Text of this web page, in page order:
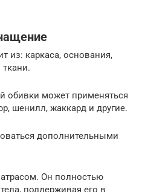
из: каркаса, основания,
обивки может применяться
шенилл, жаккард и другие.
дополнительными
Он полностью
поддерживая его в